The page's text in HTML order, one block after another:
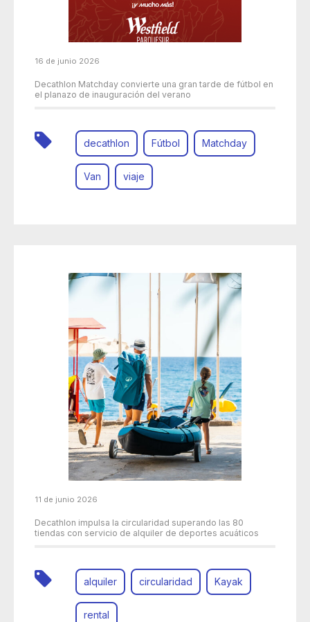
16 de junio 2026
Decathlon Matchday convierte una gran tarde de fútbol en
el planazo de inauguración del verano
decathlon Fútbol Matchday
Van viaje
11 de junio 2026
Decathlon impulsa la circularidad superando las 80
tiendas con servicio de alquiler de deportes acuáticos
alquiler circularidad Kayak
rental